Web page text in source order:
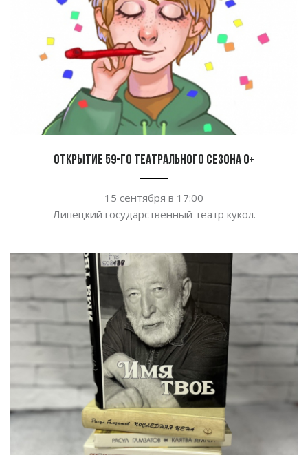
Открытие 59-го театрального сезона 0+
15 сентября в 17:00
Липецкий государственный театр кукол.